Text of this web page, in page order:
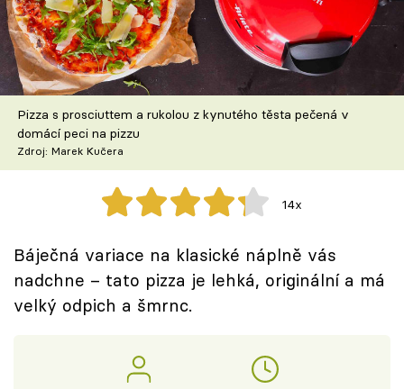
Škola vaření
Recepty z TV
Speciál: Cuketa
Těhotnej kuchař
Sledujte prima+
Přihlášení
Pizza s prosciuttem a rukolou z kynutého těsta pečená v
domácí peci na pizzu
Zdroj: Marek Kučera
14x
Báječná variace na klasické náplně vás
nadchne – tato pizza je lehká, originální a má
velký odpich a šmrnc.